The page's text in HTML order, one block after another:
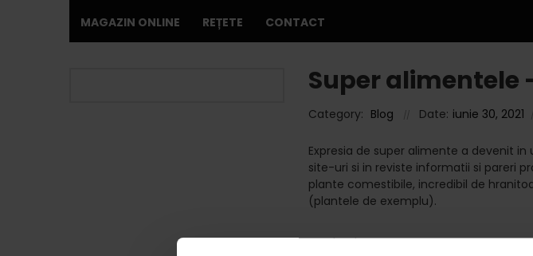
MAGAZIN ONLINE REȚETE CONTACT
Super alimentele
Category: Blog Date: iunie 30, 2021
Expresia de super alimente a devenit
site-uri si in reviste informatii si pareri
plante comestibile, incredibil de
(plantele de exemplu).
Asadar de ce sa mancam aceste